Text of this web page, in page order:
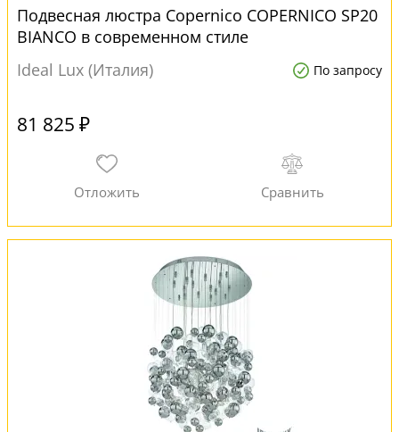
Подвесная люстра Copernico COPERNICO SP20
BIANCO в современном стиле
Ideal Lux (Италия)
По запросу
81 825 ₽